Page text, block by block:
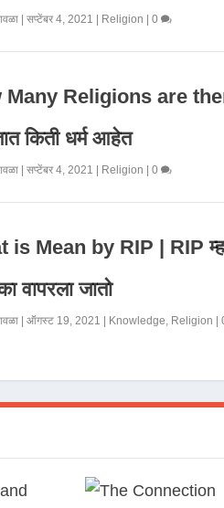
| सप्टेंबर 4, 2021 Religion 0
Many Religions are
किती धर्म आहेत
| सप्टेंबर 4, 2021 Religion 0
is Mean by RIP | RIP
वापरला जातो
| ऑगस्ट 19, 2021 Knowledge, Religion